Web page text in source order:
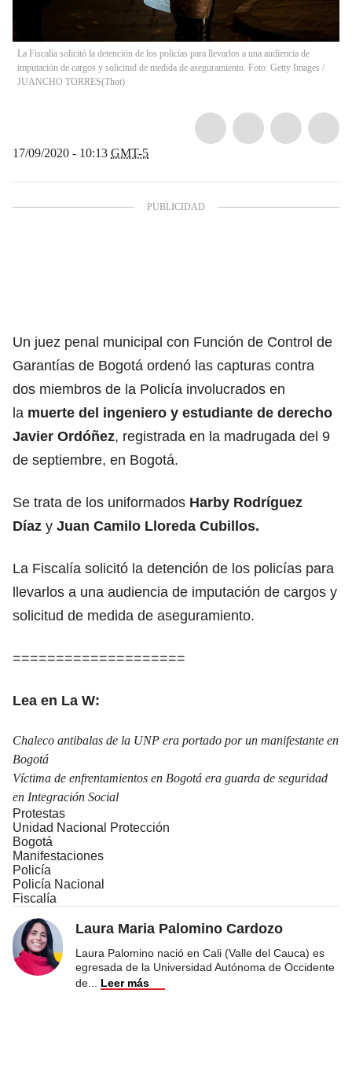
La Fiscalía solicitó la detención de los policías para llevarlos a una audiencia de
imputación de cargos y solicitud de medida de aseguramiento. Foto: Getty Images /
JUANCHO TORRES(Thot)
17/09/2020 - 10:13 GMT-5
Un juez penal municipal con Función de Control de
Garantías de Bogotá ordenó las capturas contra
dos miembros de la Policía involucrados en
la muerte del ingeniero y estudiante de derecho
Javier Ordóñez, registrada en la madrugada del 9
de septiembre, en Bogotá.
Se trata de los uniformados Harby Rodríguez
Díaz y Juan Camilo Lloreda Cubillos.
La Fiscalía solicitó la detención de los policías para
llevarlos a una audiencia de imputación de cargos y
solicitud de medida de aseguramiento.
====================
Lea en La W:
Chaleco antibalas de la UNP era portado por un manifestante en
Bogotá
Víctima de enfrentamientos en Bogotá era guarda de seguridad
en Integración Social
Protestas
Unidad Nacional Protección
Bogotá
Manifestaciones
Policía
Policía Nacional
Fiscalía
Laura Maria Palomino Cardozo
Laura Palomino nació en Cali (Valle del Cauca) es
egresada de la Universidad Autónoma de Occidente
de
Leer más